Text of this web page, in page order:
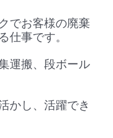
でお客様の廃棄
仕事です。
運搬、段ボール
かし、活躍でき